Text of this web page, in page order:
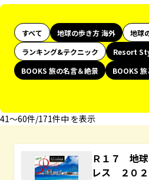
すべて 地球の歩き方 海外 地球
ランキング&テクニック
Resort
BOOKS 旅の名言＆絶景
BOOKS
41〜60件/171件中 を表示
Ｒ１７ 地
レス ２０２